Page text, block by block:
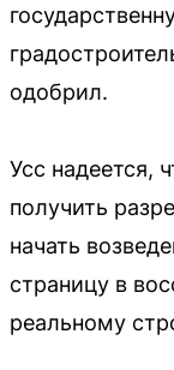
одобрил.
Усс надеется,
получить
начать
страницу в
реальному